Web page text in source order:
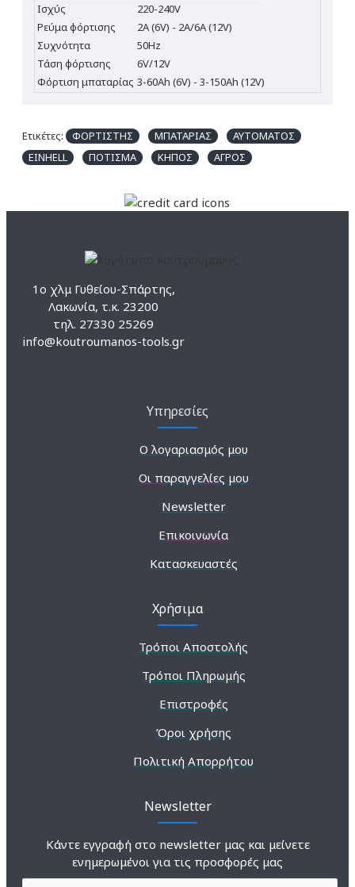
Ισχύς
220-240V
Ρεύμα φόρτισης
2A (6V) - 2A/6A (12V)
Συχνότητα
50Hz
Τάση φόρτισης
6V/12V
Φόρτιση μπαταρίας 3-60Ah (6V) - 3-150Ah (12V)
Ετικέτες: ΦΟΡΤΙΣΤΗΣ ΜΠΑΤΑΡΙΑΣ
ΑΥΤΟΜΑΤΟΣ
EINHELL
ΠΟΤΙΣΜΑ ΚΗΠΟΣ ΑΓΡΟΣ
1ο χλμ Γυθείου-Σπάρτης,
Λακωνία, τ.κ. 23200
τηλ. 27330 25269
info@koutroumanos-tools.gr
Υπηρεσίες
Ο λογαριασμός μου
Οι παραγγελίες μου
Newsletter
Επικοινωνία
Κατασκευαστές
Χρήσιμα
Τρόποι Αποστολής
Τρόποι Πληρωμής
Επιστροφές
Όροι χρήσης
Πολιτική Απορρήτου
Newsletter
Κάντε εγγραφή στο newsletter μας και μείνετε
ενημερωμένοι για τις προσφορές μας